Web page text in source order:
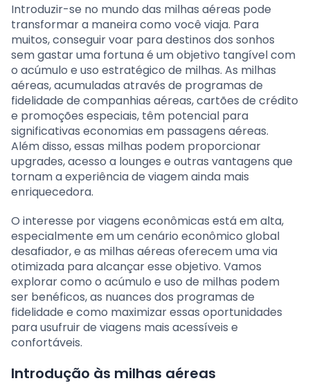
Introduzir-se no mundo das milhas aéreas pode
transformar a maneira como você viaja. Para
muitos, conseguir voar para destinos dos sonhos
sem gastar uma fortuna é um objetivo tangível com
o acúmulo e uso estratégico de milhas. As milhas
aéreas, acumuladas através de programas de
fidelidade de companhias aéreas, cartões de crédito
e promoções especiais, têm potencial para
significativas economias em passagens aéreas.
Além disso, essas milhas podem proporcionar
upgrades, acesso a lounges e outras vantagens que
tornam a experiência de viagem ainda mais
enriquecedora.
O interesse por viagens econômicas está em alta,
especialmente em um cenário econômico global
desafiador, e as milhas aéreas oferecem uma via
otimizada para alcançar esse objetivo. Vamos
explorar como o acúmulo e uso de milhas podem
ser benéficos, as nuances dos programas de
fidelidade e como maximizar essas oportunidades
para usufruir de viagens mais acessíveis e
confortáveis.
Introdução às milhas aéreas